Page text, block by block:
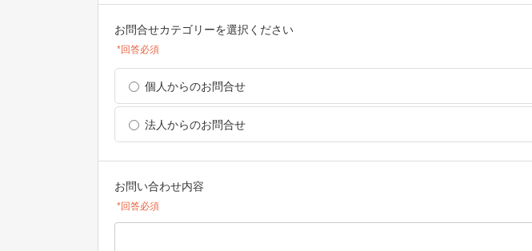
お問合せカテゴリーを選択ください
*回答必須
個人からのお問合せ
法人からのお問合せ
お問い合わせ内容
*回答必須